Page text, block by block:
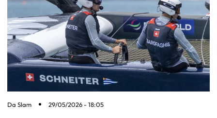
Da Slam 29/05/2026 - 18:05